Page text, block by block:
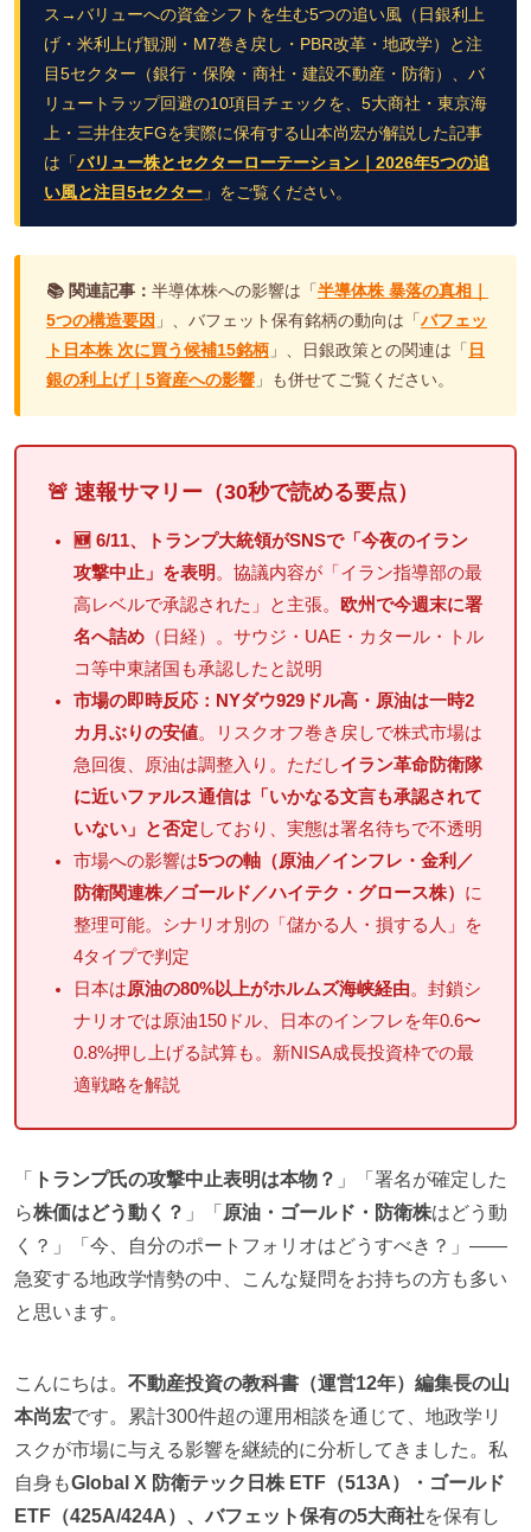
ス→バリューへの資金シフトを生む5つの追い風（日銀利上
げ・米利上げ観測・M7巻き戻し・PBR改革・地政学）と注
目5セクター（銀行・保険・商社・建設不動産・防衛）、バ
リュートラップ回避の10項目チェックを、5大商社・東京海
上・三井住友FGを実際に保有する山本尚宏が解説した記事
は「バリュー株とセクターローテーション｜2026年5つの追
い風と注目5セクター 」をご覧ください。
📚 関連記事： 半導体株への影響は「 半導体株 暴落の真相｜
5つの構造要因 」、バフェット保有銘柄の動向は「 バフェッ
ト日本株 次に買う候補15銘柄 」、日銀政策との関連は「 日
銀の利上げ｜5資産への影響 」も併せてご覧ください。
🚨 速報サマリー（30秒で読める要点）
🆕 6/11、トランプ大統領がSNSで「今夜のイラン
攻撃中止」を表明 。協議内容が「イラン指導部の最
高レベルで承認された」と主張。
欧州で今週末に署
名へ詰め （日経）。サウジ・UAE・カタール・トル
コ等中東諸国も承認したと説明
市場の即時反応：NYダウ929ドル高・原油は一時2
カ月ぶりの安値。リスクオフ巻き戻しで株式市場は
急回復、原油は調整入り。ただしイラン革命防衛隊
に近いファルス通信は「いかなる文言も承認されて
いない」と否定 しており、実態は署名待ちで不透明
市場への影響は5つの軸（原油／インフレ・金利／
防衛関連株／ゴールド／ハイテク・グロース株） に
整理可能。シナリオ別の「儲かる人・損する人」を
4タイプで判定
日本は原油の80%以上がホルムズ海峡経由。封鎖シ
ナリオでは原油150ドル、日本のインフレを年0.6〜
0.8%押し上げる試算も。新NISA成長投資枠での最
適戦略を解説
「 トランプ氏の攻撃中止表明は本物？ 」「署名が確定した
ら株価はどう動く？ 」「 原油・ゴールド・防衛株はどう動
く？」「今、自分のポートフォリオはどうすべき？」――
急変する地政学情勢の中、こんな疑問をお持ちの方も多い
と思います。
こんにちは。 不動産投資の教科書（運営12年）編集長の山
本尚宏です。累計300件超の運用相談を通じて、地政学リ
スクが市場に与える影響を継続的に分析してきました。私
自身もGlobal X 防衛テック日株 ETF（513A）・ゴールド
ETF（425A/424A）、バフェット保有の5大商社を保有し